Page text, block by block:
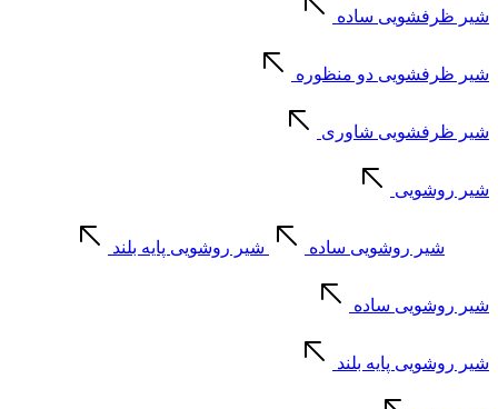
شیر ظرفشویی ساده
شیر ظرفشویی دو منظوره
شیر ظرفشویی شاوری
شیر روشویی
شیر روشویی ساده شیر روشویی پایه بلند
شیر روشویی ساده
شیر روشویی پایه بلند